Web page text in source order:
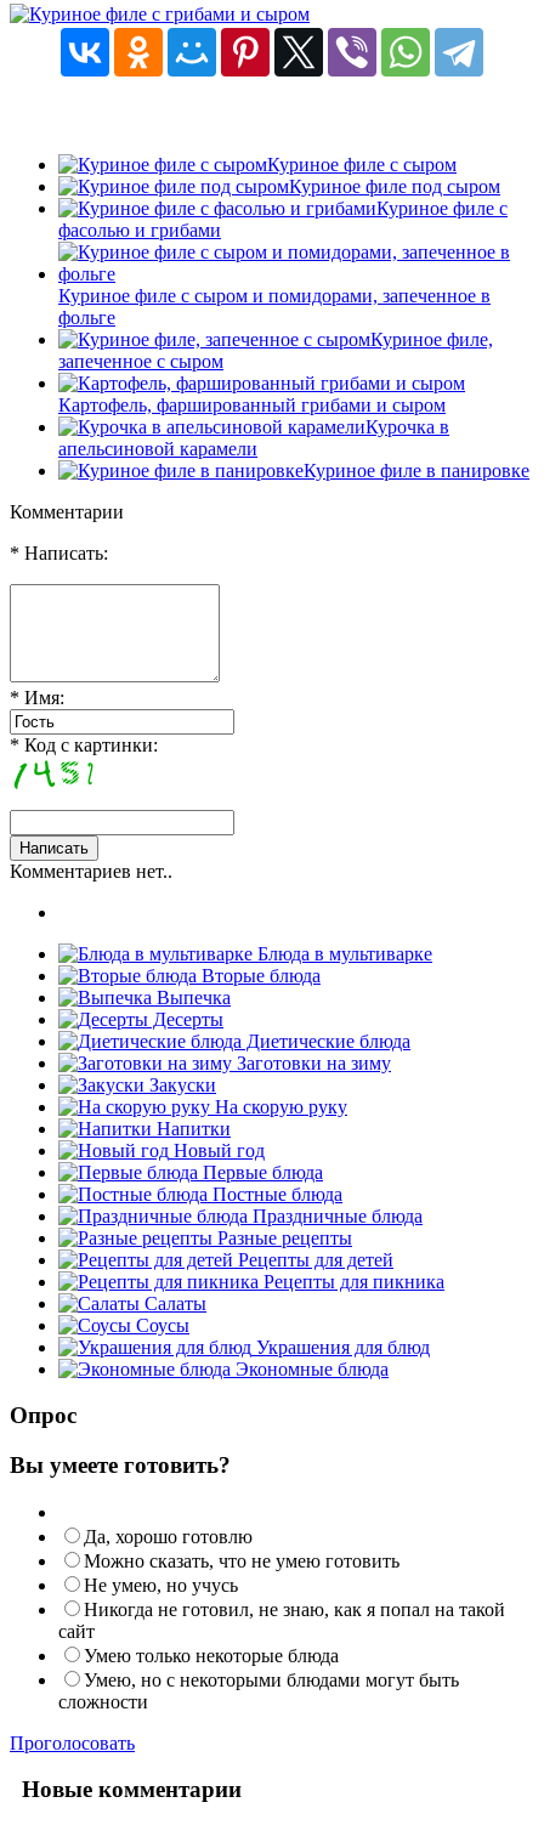
Куриное филе с сыром
Куриное филе под сыром
Куриное филе с
фасолью и грибами
Куриное филе с сыром и помидорами, запеченное в
фольге
Куриное филе,
запеченное с сыром
Картофель, фаршированный грибами и сыром
Курочка в
апельсиновой карамели
Куриное филе в панировке
Комментарии
* Написать:
* Имя:
* Код с картинки:
Комментариев нет..
Блюда в мультиварке
Вторые блюда
Выпечка
Десерты
Диетические блюда
Заготовки на зиму
Закуски
На скорую руку
Напитки
Новый год
Первые блюда
Постные блюда
Праздничные блюда
Разные рецепты
Рецепты для детей
Рецепты для пикника
Салаты
Соусы
Украшения для блюд
Экономные блюда
Опрос
Вы умеете готовить?
Да, хорошо готовлю
Можно сказать, что не умею готовить
Не умею, но учусь
Никогда не готовил, не знаю, как я попал на такой
сайт
Умею только некоторые блюда
Умею, но с некоторыми блюдами могут быть
сложности
Проголосовать
Новые комментарии